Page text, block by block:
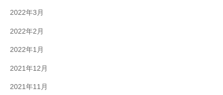
2022年3月
2022年2月
2022年1月
2021年12月
2021年11月